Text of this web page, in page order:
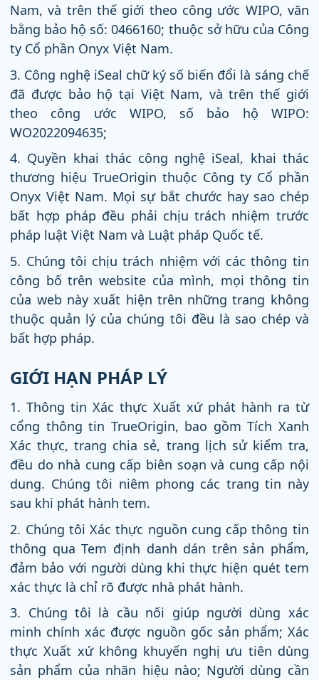
Nam, và trên thế giới theo công ước WIPO, văn
bằng bảo hộ số: 0466160; thuộc sở hữu của Công
ty Cổ phần Onyx Việt Nam.
3. Công nghệ iSeal chữ ký số biến đổi là sáng chế
đã được bảo hộ tại Việt Nam, và trên thế giới
theo công ước WIPO, số bảo hộ WIPO:
WO2022094635;
4. Quyền khai thác công nghệ iSeal, khai thác
thương hiệu TrueOrigin thuộc Công ty Cổ phần
Onyx Việt Nam. Mọi sự bắt chước hay sao chép
bất hợp pháp đều phải chịu trách nhiệm trước
pháp luật Việt Nam và Luật pháp Quốc tế.
5. Chúng tôi chịu trách nhiệm với các thông tin
công bố trên website của mình, mọi thông tin
của web này xuất hiện trên những trang không
thuộc quản lý của chúng tôi đều là sao chép và
bất hợp pháp.
GIỚI HẠN PHÁP LÝ
1. Thông tin Xác thực Xuất xứ phát hành ra từ
cổng thông tin TrueOrigin, bao gồm Tích Xanh
Xác thực, trang chia sẻ, trang lịch sử kiểm tra,
đều do nhà cung cấp biên soạn và cung cấp nội
dung. Chúng tôi niêm phong các trang tin này
sau khi phát hành tem.
2. Chúng tôi Xác thực nguồn cung cấp thông tin
thông qua Tem định danh dán trên sản phẩm,
đảm bảo với người dùng khi thực hiện quét tem
xác thực là chỉ rõ được nhà phát hành.
3. Chúng tôi là cầu nối giúp người dùng xác
minh chính xác được nguồn gốc sản phẩm; Xác
thực Xuất xứ không khuyến nghị ưu tiên dùng
sản phẩm của nhãn hiệu nào; Người dùng cần